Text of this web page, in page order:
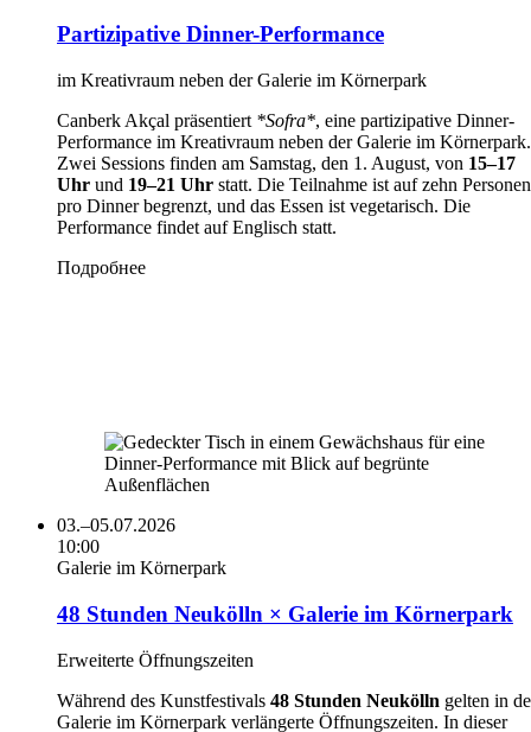
Partizipative Dinner-Performance
im Kreativraum neben der Galerie im Körnerpark
Canberk Akçal präsentiert *Sofra*, eine partizipative Dinner-
Performance im Kreativraum neben der Galerie im Körnerpark.
Zwei Sessions finden am Samstag, den 1. August, von 15–17
Uhr und 19–21 Uhr statt. Die Teilnahme ist auf zehn Personen
pro Dinner begrenzt, und das Essen ist vegetarisch. Die
Performance findet auf Englisch statt.
Подробнее
03.–05.07.2026
10:00
Galerie im Körnerpark
48 Stunden Neukölln × Galerie im Körnerpark
Erweiterte Öffnungszeiten
Während des Kunstfestivals 48 Stunden Neukölln gelten in
Galerie im Körnerpark verlängerte Öffnungszeiten. In dieser